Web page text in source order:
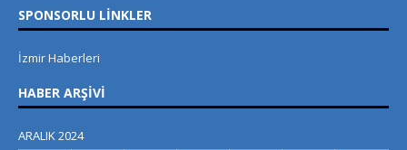
SPONSORLU LINKLER
İzmir Haberleri
HABER ARŞIVI
ARALIK 2024